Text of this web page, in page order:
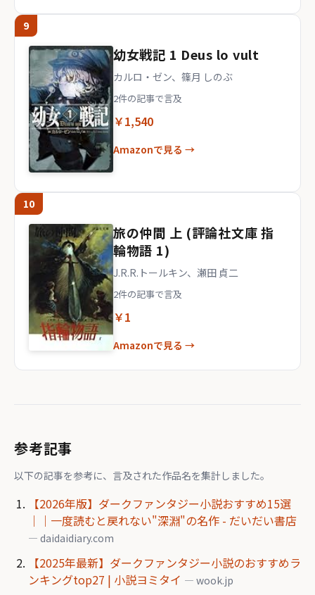
9
幼女戦記 1 Deus lo vult
カルロ・ゼン、篠月 しのぶ
2件の記事で言及
￥1,540
Amazonで見る →
10
旅の仲間 上 (評論社文庫 指
輪物語 1)
J.R.R.トールキン、瀬田 貞二
2件の記事で言及
￥1
Amazonで見る →
参考記事
以下の記事を参考に、言及された作品名を集計しました。
【2026年版】ダークファンタジー小説おすすめ15選
｜｜一度読むと戻れない"深淵"の名作 - だいだい書店
— daidaidiary.com
【2025年最新】ダークファンタジー小説のおすすめラ
ンキングtop27 | 小説ヨミタイ — wook.jp